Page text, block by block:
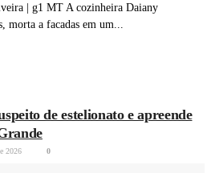
| g1 MT A cozinheira Daiany
morta a facadas em um...
de estelionato e apreende
2026 0